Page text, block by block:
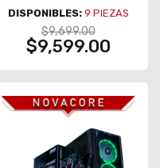
integrados | Monitor |
Teclado y Mouse
DISPONIBLES: 9 PIEZAS
$9,699.00
$9,599.00